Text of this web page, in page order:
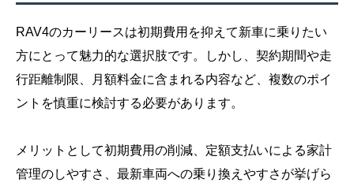
RAV4のカーリースは初期費用を抑えて新車に乗りたい
方にとって魅力的な選択肢です。しかし、契約期間や走
行距離制限、月額料金に含まれる内容など、複数のポイ
ントを慎重に検討する必要があります。
メリットとして初期費用の削減、定額支払いによる家計
管理のしやすさ、最新車両への乗り換えやすさが挙げら